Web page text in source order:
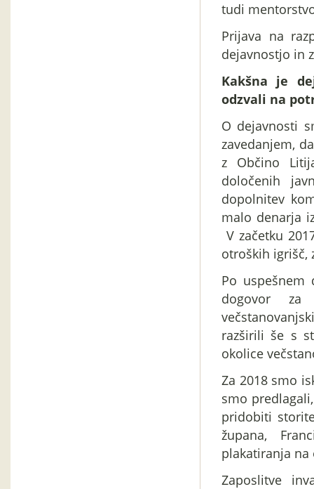
tudi
Prijava na
dejavnostjo in
Kakšna je
odzvali na
O dejavnosti
zavedanjem,
z Občino
določenih
dopolnitev
malo denarja
V začetku
otroških igrišč,
Po
dogovor za
razširili še s
okolice
Za 2018 smo
smo
pridobiti
župana,
plakatiranja
Zaposlitve